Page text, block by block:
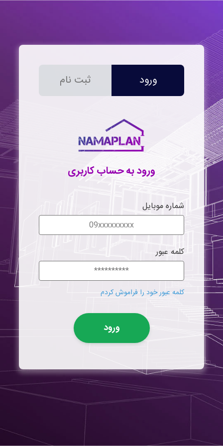
ورود ثبت نام
ورود به حساب کاربری
شماره موبایل
کلمه عبور
کلمه عبور خود را فراموش کردم